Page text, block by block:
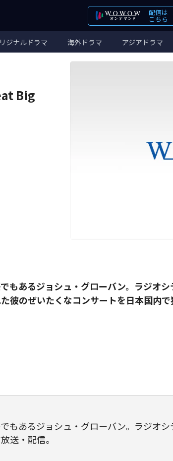
配信は
こちら
ジナルドラマ 海外ドラマ アジアドラマ
Big
もあるジョシュ・グローバン。ラジオシ
彼のぜいたくなコンサートを日本国内で
もあるジョシュ・グローバン。ラジオ
送・配信。